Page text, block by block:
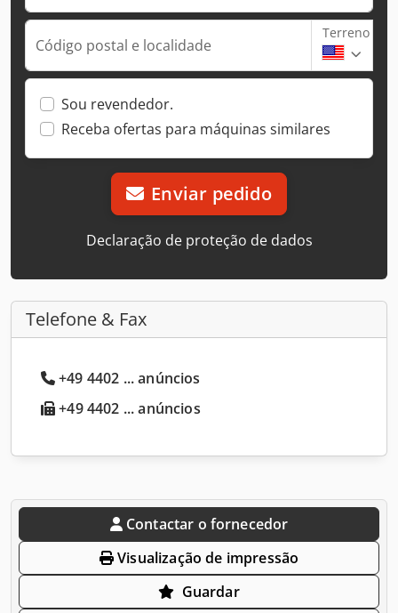
Código postal e localidade
Terreno
Sou revendedor.
Receba ofertas para máquinas similares
Enviar pedido
Declaração de proteção de dados
Telefone & Fax
+49 4402 ... anúncios
+49 4402 ... anúncios
Contactar o fornecedor
Visualização de impressão
Guardar